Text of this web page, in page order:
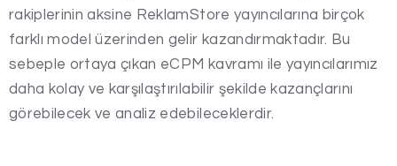
rakiplerinin aksine ReklamStore yayıncılarına birçok
farklı model üzerinden gelir kazandırmaktadır. Bu
sebeple ortaya çıkan eCPM kavramı ile yayıncılarımız
daha kolay ve karşılaştırılabilir şekilde kazançlarını
görebilecek ve analiz edebileceklerdir.